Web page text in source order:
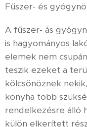
Fűszer- és
A fűszer- ás
is hagyományos
elemek nem
teszik ezeket a
kölcsönöznek
konyha több
rendelkezésre álló
külön elkerített